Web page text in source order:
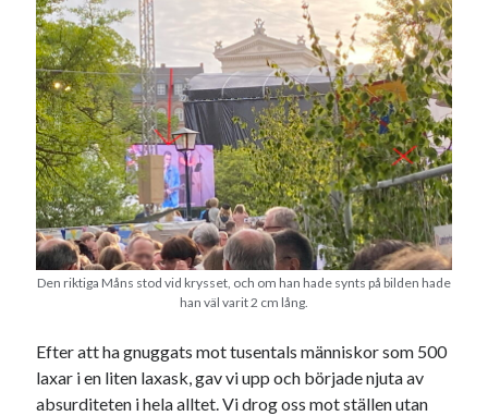
reklam resa sekrutt skola
sommar språk språkpolis
Stockholm svenska tips tåg
USA
Dessa har något gemensamt
Fantastiskt välformulerad moderecensent
Dessa har något helt annat gemensamt
Den riktiga Måns stod vid krysset, och om han hade synts på bilden hade
han väl varit 2 cm lång.
Efter att ha gnuggats mot tusentals människor som 500
laxar i en liten laxask, gav vi upp och började njuta av
absurditeten i hela alltet. Vi drog oss mot ställen utan